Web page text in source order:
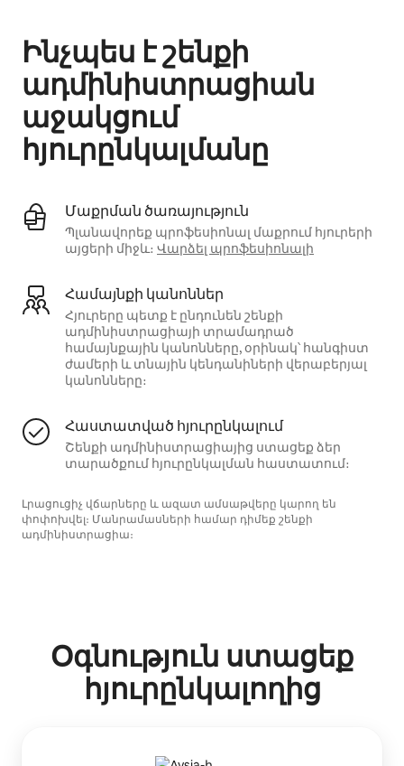
Ինչպես է շենքի
ադմինիստրացիան
աջակցում
հյուրընկալմանը
Մաքրման ծառայություն
Պլանավորեք պրոֆեսիոնալ մաքրում հյուրերի
այցերի միջև։ Վարձել պրոֆեսիոնալի
Համայնքի կանոններ
Հյուրերը պետք է ընդունեն շենքի
ադմինիստրացիայի տրամադրած
համայնքային կանոնները, օրինակ՝ հանգիստ
ժամերի և տնային կենդանիների վերաբերյալ
կանոնները։
Հաստատված հյուրընկալում
Շենքի ադմինիստրացիայից ստացեք ձեր
տարածքում հյուրընկալման հաստատում։
Լրացուցիչ վճարները և ազատ ամսաթվերը կարող են
փոփոխվել։ Մանրամասների համար դիմեք շենքի
ադմինիստրացիա։
Օգնություն ստացեք
հյուրընկալողից